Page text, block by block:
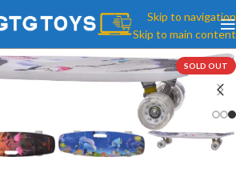
Skip to navigation
Skip to main content
SOLD OUT